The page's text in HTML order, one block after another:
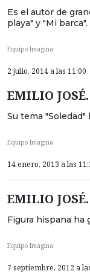
Es el autor de
playa" y "Mi barca".
Equipo Imagina
2 julio, 2014 a las 11:00
EMILIO
Su tema
Equipo Imagina
14 enero, 2013 a las
EMILIO
Figura hispana ha
Equipo Imagina
7 septiembre, 2012 a